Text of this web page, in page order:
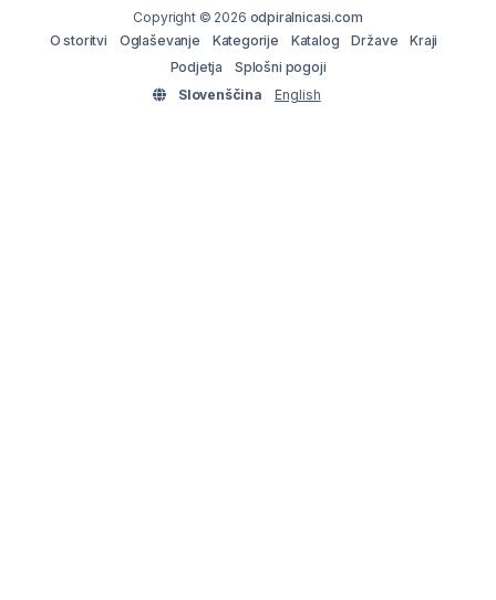
Copyright © 2026 odpiralnicasi.com
O storitvi
Oglaševanje Kategorije Katalog Države
Kraji
Podjetja
Splošni pogoji
Slovenščina
English